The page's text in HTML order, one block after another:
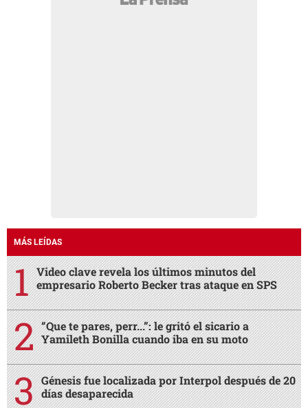
MÁS LEÍDAS
Video clave revela los últimos minutos del
empresario Roberto Becker tras ataque en SPS
“Que te pares, perr...”: le gritó el sicario a
Yamileth Bonilla cuando iba en su moto
Génesis fue localizada por Interpol después de 20
días desaparecida